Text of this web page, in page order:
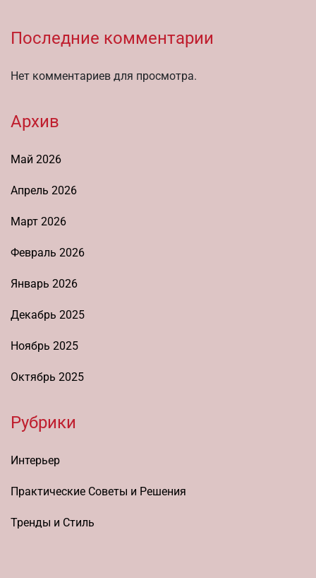
Последние комментарии
Нет комментариев для просмотра.
Архив
Май 2026
Апрель 2026
Март 2026
Февраль 2026
Январь 2026
Декабрь 2025
Ноябрь 2025
Октябрь 2025
Рубрики
Интерьер
Практические Советы и Решения
Тренды и Стиль